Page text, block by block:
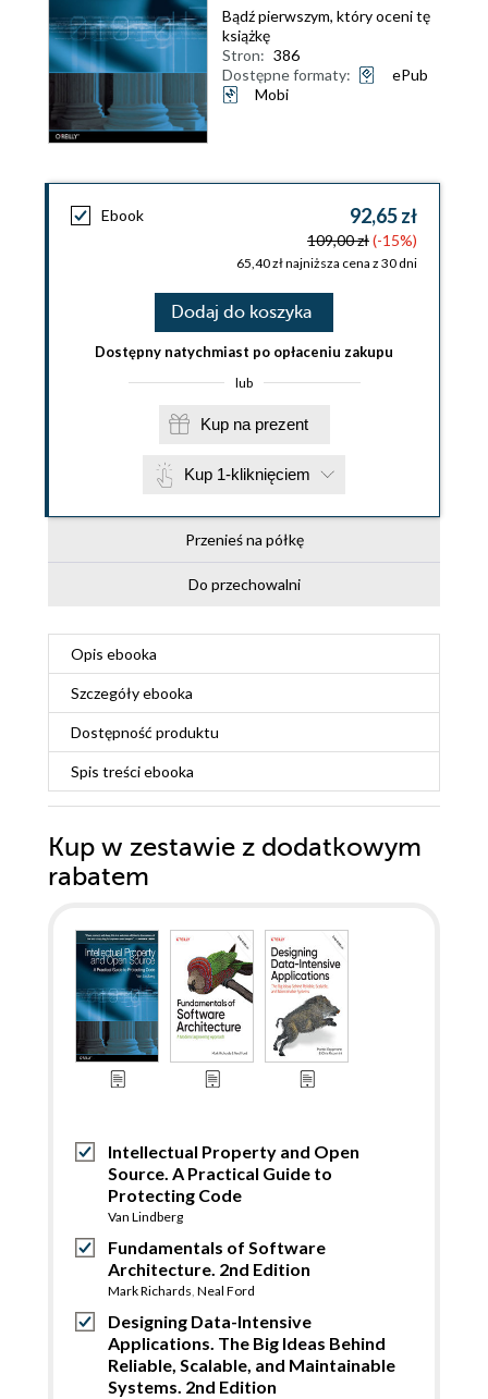
Bądź pierwszym, który oceni tę
książkę
Stron: 386
Dostępne formaty:
ePub
Mobi
Ebook 92,65 zł
109,00 zł(-15%)
65,40 zł najniższa cena z 30 dni
Dodaj do koszyka
Dostępny natychmiast po opłaceniu zakupu
lub
Kup na prezent
Kup 1-kliknięciem
Przenieś na półkę
Do przechowalni
Opis ebooka
Szczegółyebooka
Dostępność produktu
Spis treściebooka
Kup w zestawie z dodatkowym
rabatem
Intellectual Property and Open
Source. A Practical Guide to
Protecting Code
Van Lindberg
Fundamentals of Software
Architecture. 2nd Edition
Mark Richards, Neal Ford
Designing Data-Intensive
Applications. The Big Ideas Behind
Reliable, Scalable, and Maintainable
Systems. 2nd Edition